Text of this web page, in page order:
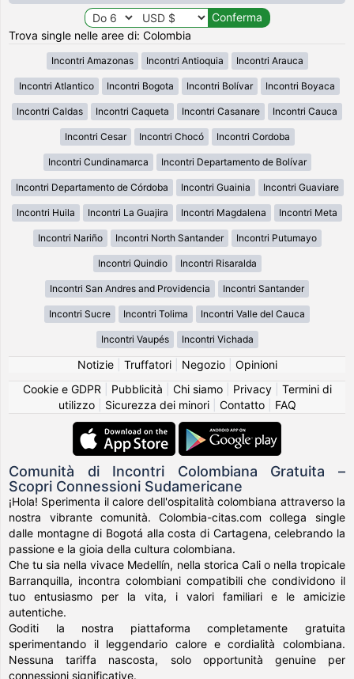
Trova single nelle aree di: Colombia
Incontri Amazonas Incontri Antioquia Incontri Arauca
Incontri Atlantico Incontri Bogota Incontri Bolívar Incontri Boyaca
Incontri Caldas Incontri Caqueta Incontri Casanare Incontri Cauca
Incontri Cesar Incontri Chocó Incontri Cordoba
Incontri Cundinamarca Incontri Departamento de Bolívar
Incontri Departamento de Córdoba Incontri Guainia Incontri Guaviare
Incontri Huila Incontri La Guajira Incontri Magdalena Incontri Meta
Incontri Nariño Incontri North Santander Incontri Putumayo
Incontri Quindio Incontri Risaralda
Incontri San Andres and Providencia Incontri Santander
Incontri Sucre Incontri Tolima Incontri Valle del Cauca
Incontri Vaupés Incontri Vichada
Notizie| Truffatori| Negozio| Opinioni
Cookie e GDPR
Pubblicità Chi siamo| Privacy| Termini di
utilizzo| Sicurezza dei minori| Contatto| FAQ
Comunità di Incontri Colombiana Gratuita –
Scopri Connessioni Sudamericane
¡Hola! Sperimenta il calore dell'ospitalità colombiana attraverso la
nostra vibrante comunità. Colombia-citas.com collega single
dalle montagne di Bogotá alla costa di Cartagena, celebrando la
passione e la gioia della cultura colombiana.
Che tu sia nella vivace Medellín, nella storica Cali o nella tropicale
Barranquilla, incontra colombiani compatibili che condividono il
tuo entusiasmo per la vita, i valori familiari e le amicizie
autentiche.
Goditi la nostra piattaforma completamente gratuita
sperimentando il leggendario calore e cordialità colombiana.
Nessuna tariffa nascosta, solo opportunità genuine per
connessioni significative.